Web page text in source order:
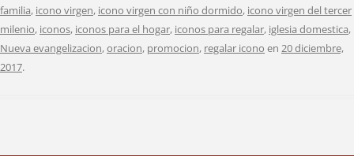
familia, icono virgen, icono virgen con niño dormido, icono virgen del tercer
milenio, iconos, iconos para el hogar, iconos para regalar, iglesia domestica,
Nueva evangelizacion,oracion, promocion, regalar icono en 20 diciembre,
2017.